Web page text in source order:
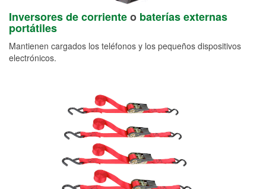
Inversores de corrienteo baterías externas
portátiles
Mantienen cargados los teléfonos y los pequeños dispositivos
electrónicos.